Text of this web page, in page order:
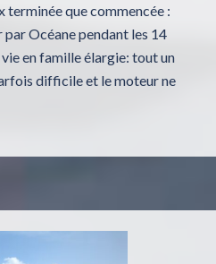
terminée que commencée :
Océane pendant les 14
en famille élargie: tout un
difficile et le moteur ne